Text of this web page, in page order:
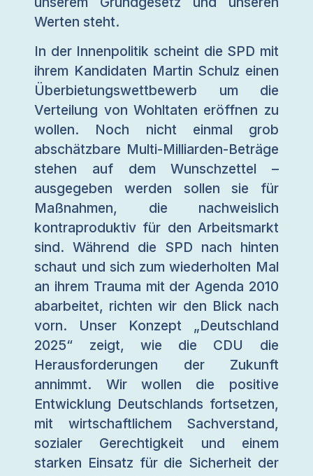
Werten steht.
In der Innenpolitik scheint die SPD mit
ihrem Kandidaten Martin Schulz einen
Überbietungswettbewerb um die
Verteilung von Wohltaten eröffnen zu
wollen. Noch nicht einmal grob
abschätzbare Multi-Milliarden-Beträge
stehen auf dem Wunschzettel –
ausgegeben werden sollen sie für
Maßnahmen, die nachweislich
kontraproduktiv für den Arbeitsmarkt
sind. Während die SPD nach hinten
schaut und sich zum wiederholten Mal
an ihrem Trauma mit der Agenda 2010
abarbeitet, richten wir den Blick nach
vorn. Unser Konzept „Deutschland
2025“ zeigt, wie die CDU die
Herausforderungen der Zukunft
annimmt. Wir wollen die positive
Entwicklung Deutschlands fortsetzen,
mit wirtschaftlichem Sachverstand,
sozialer Gerechtigkeit und einem
starken Einsatz für die Sicherheit der